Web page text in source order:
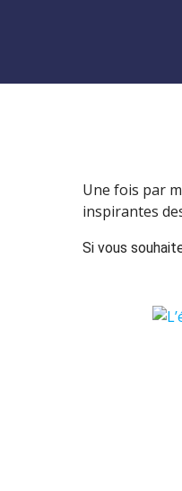
Une fois par
inspirantes
Si vous